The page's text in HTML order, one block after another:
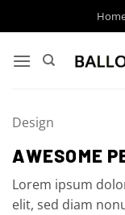
naar
Design
AWESOME
Lorem ipsum
elit, sed diam